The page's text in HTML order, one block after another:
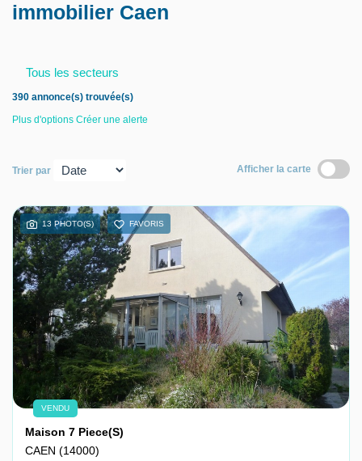
Estimer
Nos services
Nos agences
immobilier Caen
Tous les secteurs
390 annonce(s) trouvée(s)
Plus d'options Créer une alerte
Trier par Afficher la carte
13 PHOTO(S) FAVORIS
VENDU
Maison 7 Piece(s)
CAEN (14000)